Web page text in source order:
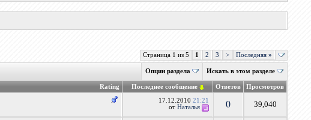
Страница 1 из 5 1 2 3 > Последняя»
Опции раздела Искать в этом разделе
Rating Последнее сообщение Ответов Просмотров
17.12.201021:21
отНаталья 0 39,040